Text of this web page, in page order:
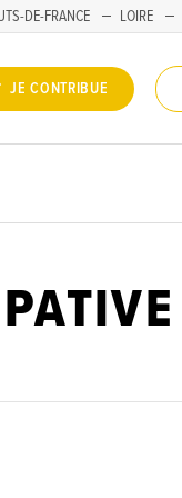
DE-FRANCE LOIRE
JE CONTRIBUE